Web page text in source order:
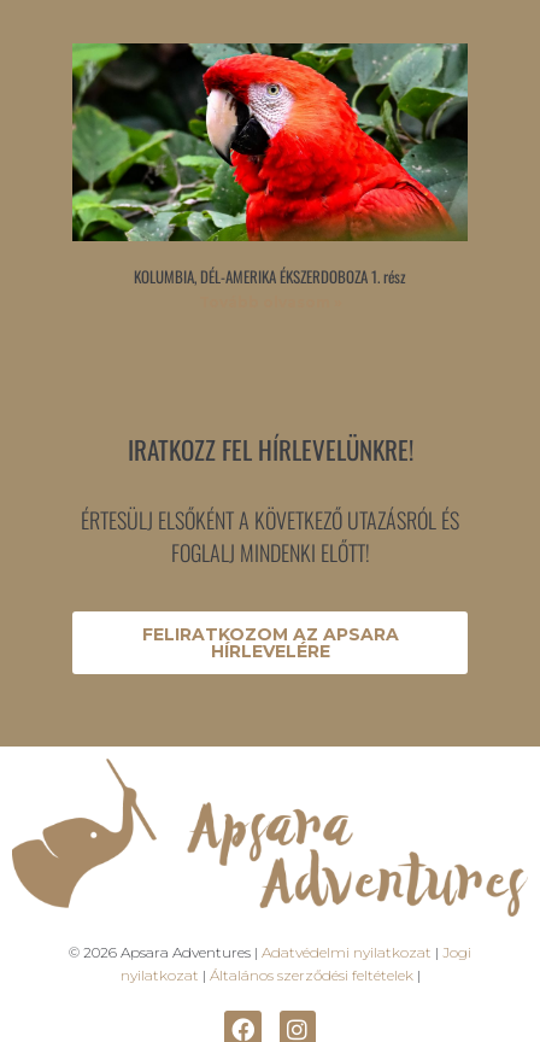
KOLUMBIA, DÉL-AMERIKA ÉKSZERDOBOZA 1. rész
IRATKOZZ FEL HÍRLEVELÜNKRE!
ÉRTESÜLJ ELSŐKÉNT A KÖVETKEZŐ UTAZÁSRÓL ÉS
FOGLALJ MINDENKI ELŐTT!
FELIRATKOZOM AZ APSARA
HÍRLEVELÉRE
© 2026 Apsara Adventures | Adatvédelmi nyilatkozat | Jogi
nyilatkozat | Általános szerződési feltételek |